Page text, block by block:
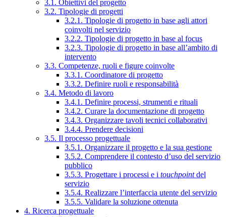
3.1. Obiettivi del progetto
3.2. Tipologie di progetti
3.2.1. Tipologie di progetto in base agli attori
coinvolti nel servizio
3.2.2. Tipologie di progetto in base al focus
3.2.3. Tipologie di progetto in base all’ambito di
intervento
3.3. Competenze, ruoli e figure coinvolte
3.3.1. Coordinatore di progetto
3.3.2. Definire ruoli e responsabilità
3.4. Metodo di lavoro
3.4.1. Definire processi, strumenti e rituali
3.4.2. Curare la documentazione di progetto
3.4.3. Organizzare tavoli tecnici collaborativi
3.4.4. Prendere decisioni
3.5. Il processo progettuale
3.5.1. Organizzare il progetto e la sua gestione
3.5.2. Comprendere il contesto d’uso del servizio
pubblico
3.5.3. Progettare i processi e i touchpointdel
servizio
3.5.4. Realizzare l’interfaccia utente del servizio
3.5.5. Validare la soluzione ottenuta
4. Ricerca progettuale